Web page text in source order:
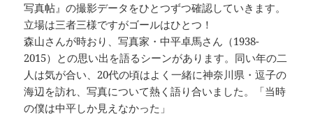
写真帖』の撮影データをひとつずつ確認していきます。
立場は三者三様ですがゴールはひとつ！
森山さんが時おり、写真家・中平卓馬さん（1938-
2015）との思い出を語るシーンがあります。同い年の二
人は気が合い、20代の頃はよく一緒に神奈川県・逗子の
海辺を訪れ、写真について熱く語り合いました。「当時
の僕は中平しか見えなかった」